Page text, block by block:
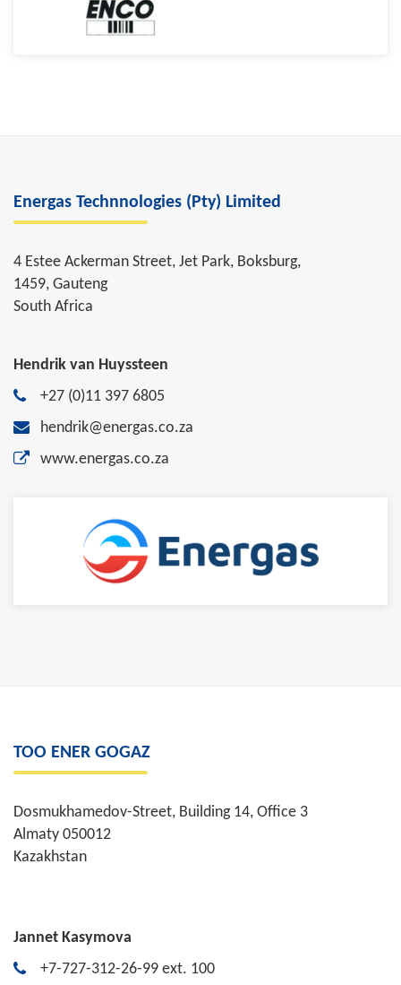
Energas Technnologies (Pty) Limited
4 Estee Ackerman Street, Jet Park, Boksburg,
1459, Gauteng
South Africa
Hendrik van Huyssteen
+27 (0)11 397 6805
hendrik@energas.co.za
www.energas.co.za
TOO ENER GOGAZ
Dosmukhamedov-Street, Building 14, Office 3
Almaty 050012
Kazakhstan
Jannet Kasymova
+7-727-312-26-99 ext. 100